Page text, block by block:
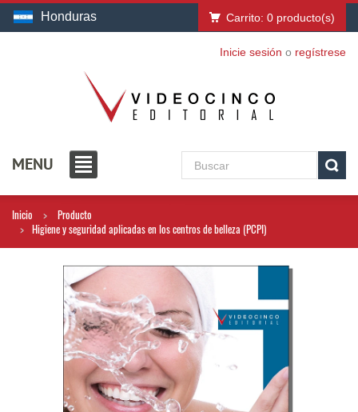
Honduras Carrito: 0 producto(s)
Inicie sesión o regístrese
MENU
Inicio
Producto
Higiene y seguridad aplicadas en los centros de belleza (PCPI)